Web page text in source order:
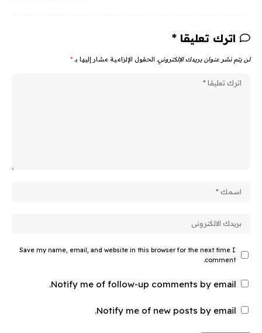
اترك تعليقا *
لن يتم نشر عنوان بريدك الإلكتروني. الحقول الإلزامية مشار إليها بـ *
Save my name, email, and website in this browser for the next time I
comment.
Notify me of follow-up comments by email.
Notify me of new posts by email.